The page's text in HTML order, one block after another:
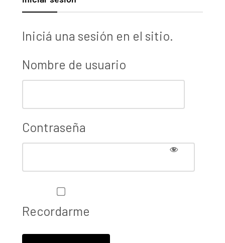
Iniciá una sesión en el sitio.
Nombre de usuario
Contraseña
Recordarme